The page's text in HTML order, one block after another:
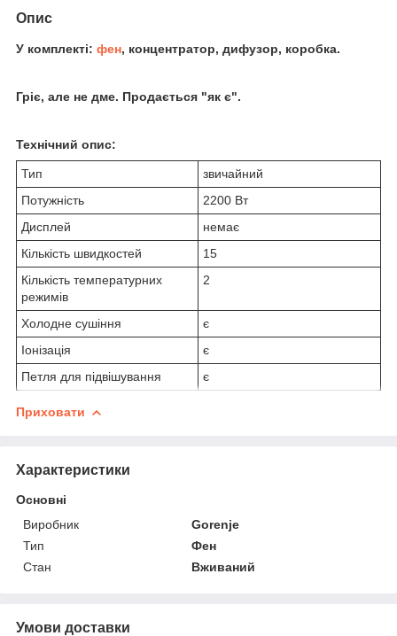
Опис
У комплекті: фен, концентратор, дифузор, коробка.
Гріє, але не дме. Продається "як є".
Технічний опис:
Тип
звичайний
Потужність
2200 Вт
Дисплей
немає
Кількість швидкостей
15
Кількість температурних
режимів
2
Холодне сушіння
є
Іонізація
є
Петля для підвішування
є
Приховати
Характеристики
Основні
Виробник
Gorenje
Тип
Фен
Стан
Вживаний
Умови доставки